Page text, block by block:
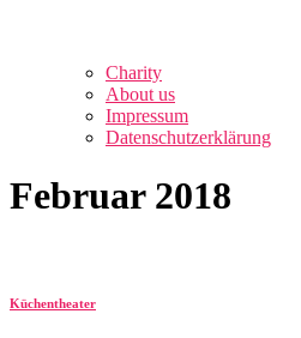
Charity
About us
Impressum
Datenschutzerklärung
Februar 2018
Küchentheater